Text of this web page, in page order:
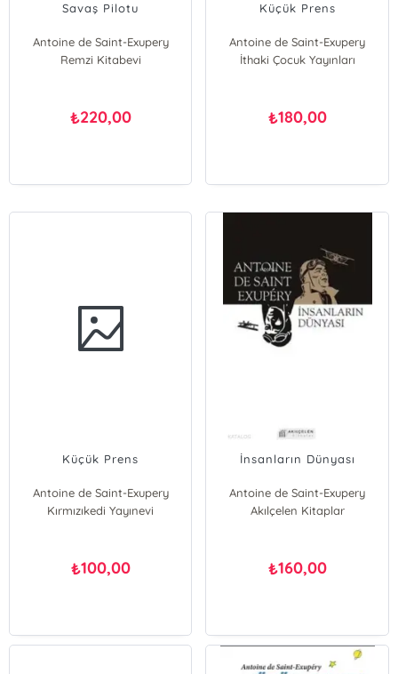
Savaş Pilotu
Antoine de Saint-Exupery
Remzi Kitabevi
₺220,00
Küçük Prens
Antoine de Saint-Exupery
İthaki Çocuk Yayınları
₺180,00
Küçük Prens
Antoine de Saint-Exupery
Kırmızıkedi Yayınevi
₺100,00
İnsanların Dünyası
Antoine de Saint-Exupery
Akılçelen Kitaplar
₺160,00